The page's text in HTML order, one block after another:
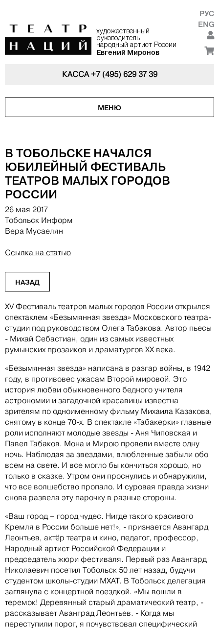
художественный
руководитель
народный артист России
Евгений Миронов
РУС
ENG
КАССА+7 (495) 629 37 39
МЕНЮ
В ТОБОЛЬСКЕ НАЧАЛСЯ
ЮБИЛЕЙНЫЙ ФЕСТИВАЛЬ
ТЕАТРОВ МАЛЫХ ГОРОДОВ
РОССИИ
26 мая 2017
Тобольск Информ
Вера Мусаелян
Ссылка на статью
НАЗАД
XV Фестиваль театров малых городов России открылся
спектаклем «Безымянная звезда» Московского театра-
студии под руководством Олега Табакова. Автор пьесы
- Михай Себастиан, один из самых известных
румынских прозаиков и драматургов XX века.
«Безымянная звезда» написана в разгар войны, в 1942
году, в противовес ужасам Второй мировой. Это
история любви обыкновенного бедного учителя
астрономии и загадочной красавицы известна
зрителям по одноименному фильму Михаила Казакова,
снятому в конце 70-х. В спектакле «Табакерки» главные
роли исполняют молодые звезды - Аня Чиповская и
Павел Табаков. Мона и Мирою провели вместе одну
ночь. Наблюдая за звездами, влюбленные забыли обо
всем на свете. И все могло бы кончиться хорошо, но
только в сказке. Утром они проснулись и обнаружили,
что все волшебство пропало. И суровая правда жизни
снова развела эту парочку в разные стороны.
«Ваш город – город чудес. Нигде такого красивого
Кремля в России больше нет!», - признается Авангард
Леонтьев, актёр театра и кино, педагог, профессор,
Народный артист Российской Федерации и
председатель жюри фестиваля. Первый раз Авангард
Николаевич посетил Тобольск 50 лет назад, будучи
студентом школы-студии МХАТ. В Тобольск делегация
заглянула с концертной поездкой. «Мы вошли в
теремок! Деревянный старый драматический театр, -
рассказывает Аванград Леонтьев. - Когда мы
переступили порог, я почувствовал специфический